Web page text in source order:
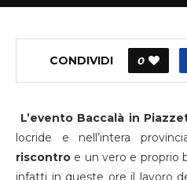
CONDIVIDI 0
L’evento Baccalà in
locride e nell’intera
riscontro e un vero e proprio
infatti in queste ore il lavoro